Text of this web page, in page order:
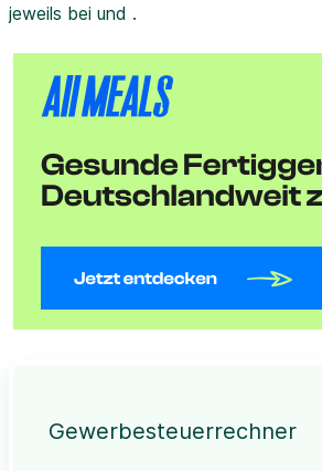
jeweils bei und .
Gewerbesteuerrechner